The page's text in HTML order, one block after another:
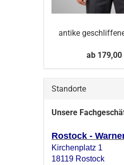
an­ti­ke
ab 179,00
Standorte
Unsere
Rostock -
Kirchenplatz 1
18119 Rostock